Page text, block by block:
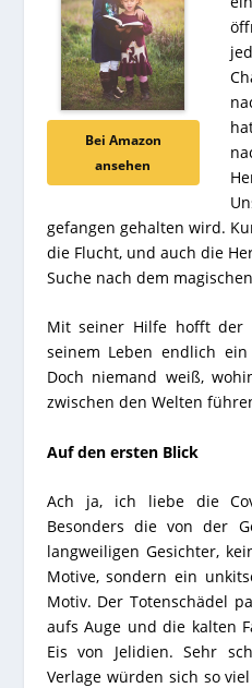
Bei Amazon
ansehen
gefangen gehalten wird.
die Flucht, und auch die
Suche nach dem
Mit seiner Hilfe hofft der
seinem Leben endlich
Doch niemand weiß,
zwischen den Welten
Auf den ersten Blick
Ach ja, ich liebe die
Besonders die von der
langweiligen Gesichter,
Motive, sondern ein
Motiv. Der Totenschädel
aufs Auge und die kalten
Eis von Jelidien. Sehr
Verlage würden sich so